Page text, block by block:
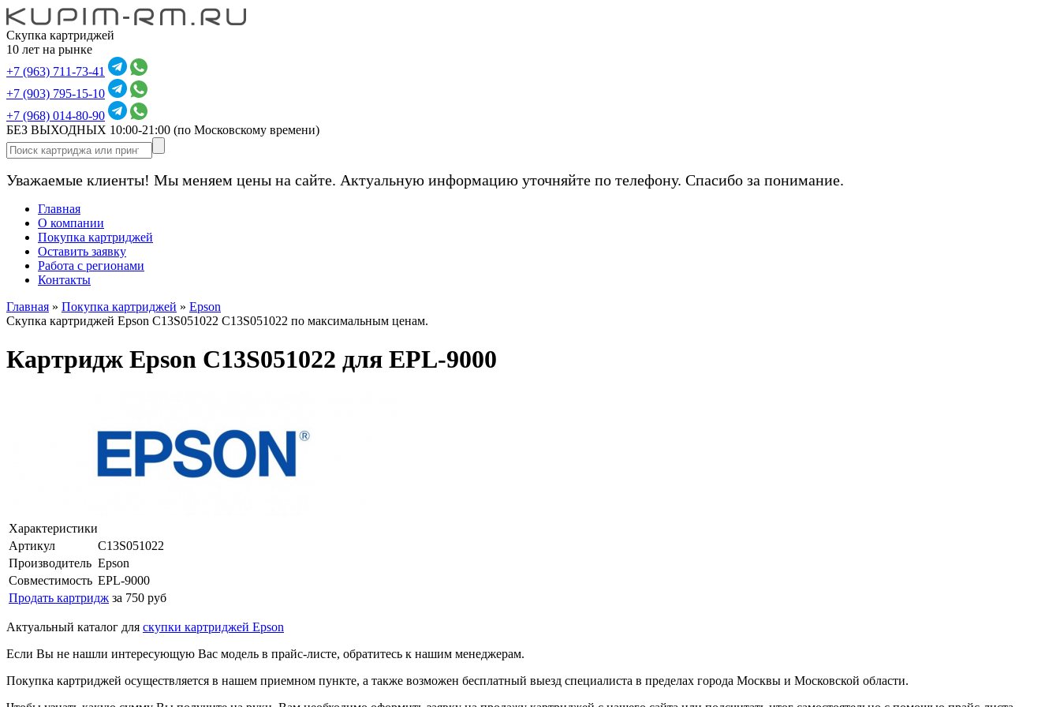
Скупка картриджей
10 лет на рынке
+7 (963) 711-73-41
+7 (903) 795-15-10
+7 (968) 014-80-90
БЕЗ ВЫХОДНЫХ 10:00-21:00 (по Московскому времени)
Уважаемые клиенты! Мы меняем цены на сайте. Актуальную информацию уточняйте по телефону. Спасибо за понимание.
Главная
О компании
Покупка картриджей
Оставить заявку
Работа с регионами
Контакты
Главная » Покупка картриджей » Epson
Скупка картриджей Epson C13S051022 C13S051022 по максимальным ценам.
Картридж Epson C13S051022 для EPL-9000
Характеристики
Артикул
C13S051022
Производитель Epson
Совместимость EPL-9000
Продать картридж за 750 руб
Актуальный каталог для скупки картриджей Epson
Если Вы не нашли интересующую Вас модель в прайс-листе, обратитесь к нашим менеджерам.
Покупка картриджей осуществляется в нашем приемном пункте, а также возможен бесплатный выезд специалиста в пределах города Москвы и Московской области.